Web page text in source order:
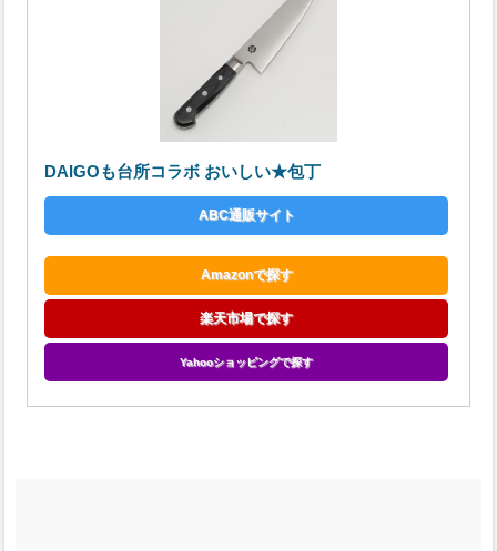
DAIGOも台所コラボ おいしい★包丁
ABC通販サイト
Amazonで探す
楽天市場で探す
Yahooショッピングで探す